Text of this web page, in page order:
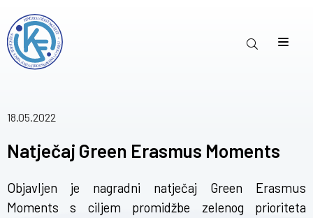
18.05.2022
Natječaj Green Erasmus Moments
Objavljen je nagradni natječaj Green Erasmus
Moments s ciljem promidžbe zelenog prioriteta